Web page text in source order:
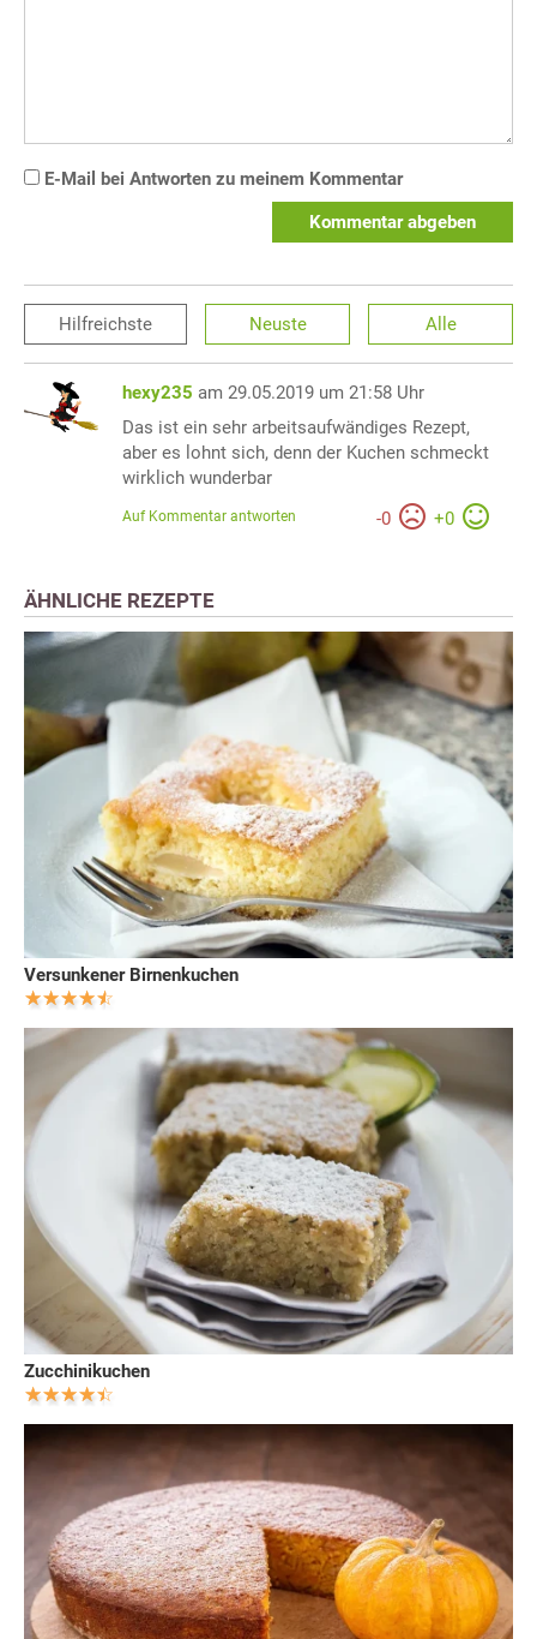
E-Mail bei Antworten zu meinem Kommentar
Kommentar abgeben
Hilfreichste Neuste Alle
hexy235 am 29.05.2019 um 21:58 Uhr
Das ist ein sehr arbeitsaufwändiges Rezept,
aber es lohnt sich, denn der Kuchen schmeckt
wirklich wunderbar
-0 +0
Auf Kommentar antworten
ÄHNLICHE REZEPTE
Versunkener Birnenkuchen
Zucchinikuchen